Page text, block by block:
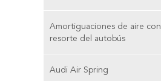
Amortiguaciones de aire con
resorte del autobús
Audi Air Spring